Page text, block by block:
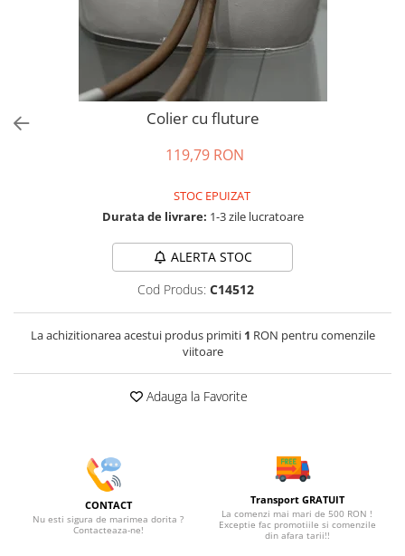
Tricouri si topuri
Colier cu fluture
119,79 RON
STOC EPUIZAT
Durata de livrare: 1-3 zile lucratoare
ALERTA STOC
Cod Produs: C14512
La achizitionarea acestui produs primiti 1 RON pentru comenzile
viitoare
Adauga la Favorite
CONTACT
Nu esti sigura de marimea dorita ?
Contacteaza-ne!
Transport GRATUIT
La comenzi mai mari de 500 RON !
Exceptie fac promotiile si comenzile
din afara tarii!!